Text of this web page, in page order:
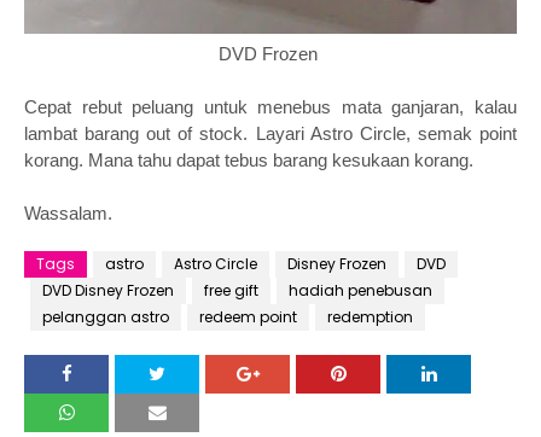
DVD Frozen
Cepat rebut peluang untuk menebus mata ganjaran, kalau
lambat barang out of stock. Layari Astro Circle, semak point
korang. Mana tahu dapat tebus barang kesukaan korang.
Wassalam.
Tags astro Astro Circle Disney Frozen
DVD
DVD Disney Frozen
free gift
hadiah penebusan
pelanggan astro
redeem point redemption